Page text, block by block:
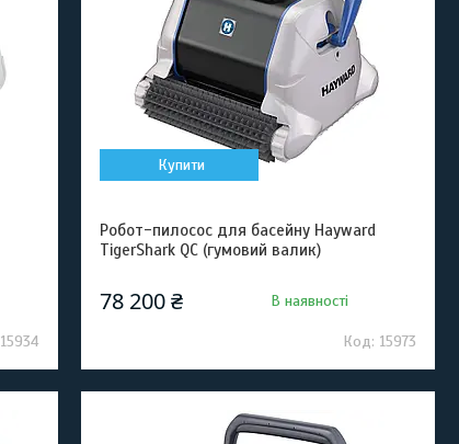
15934
Купити
Робот-пилосос для басейну Hayward
TigerShark QC (гумовий валик)
78 200 ₴ В наявності
15973